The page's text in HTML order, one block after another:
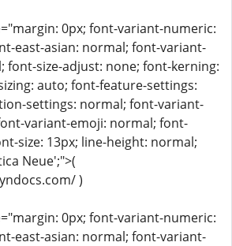
0px; font-variant-numeric:
east-asian: normal; font-variant-
font-size-adjust: none; font-kerning:
auto; font-feature-settings:
settings: normal; font-variant-
variant-emoji: normal; font-
size: 13px; line-height: normal;
Neue';">(
)
0px; font-variant-numeric:
east-asian: normal; font-variant-